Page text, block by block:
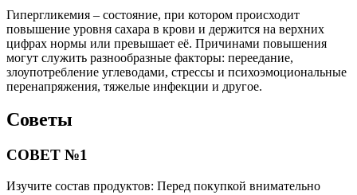
Гипергликемия – состояние, при котором происходит
повышение уровня сахара в крови и держится на верхних
цифрах нормы или превышает её. Причинами повышения
могут служить разнообразные факторы: переедание,
злоупотребление углеводами, стрессы и психоэмоциональные
перенапряжения, тяжелые инфекции и другое.
Советы
СОВЕТ №1
Изучите состав продуктов: Перед покупкой внимательно